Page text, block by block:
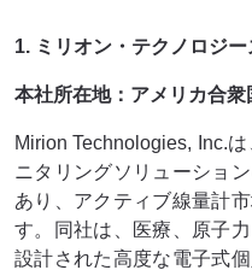
1. ミリオン・テクノロジー
本社所在地：アメリカ合
Mirion Technologies, Inc.
ニタリングソリューショ
あり、アクティブ線量計
す。同社は、医療、原子
設計された高度な電子式